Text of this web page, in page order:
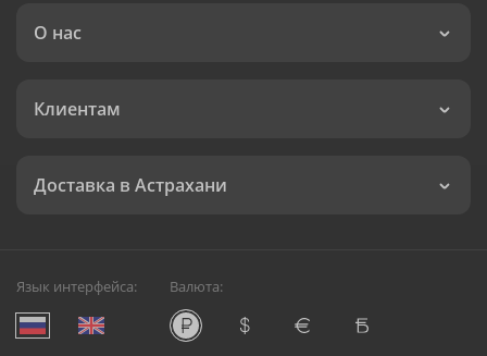
О нас
Клиентам
Доставка в Астрахани
Язык интерфейса: Валюта: